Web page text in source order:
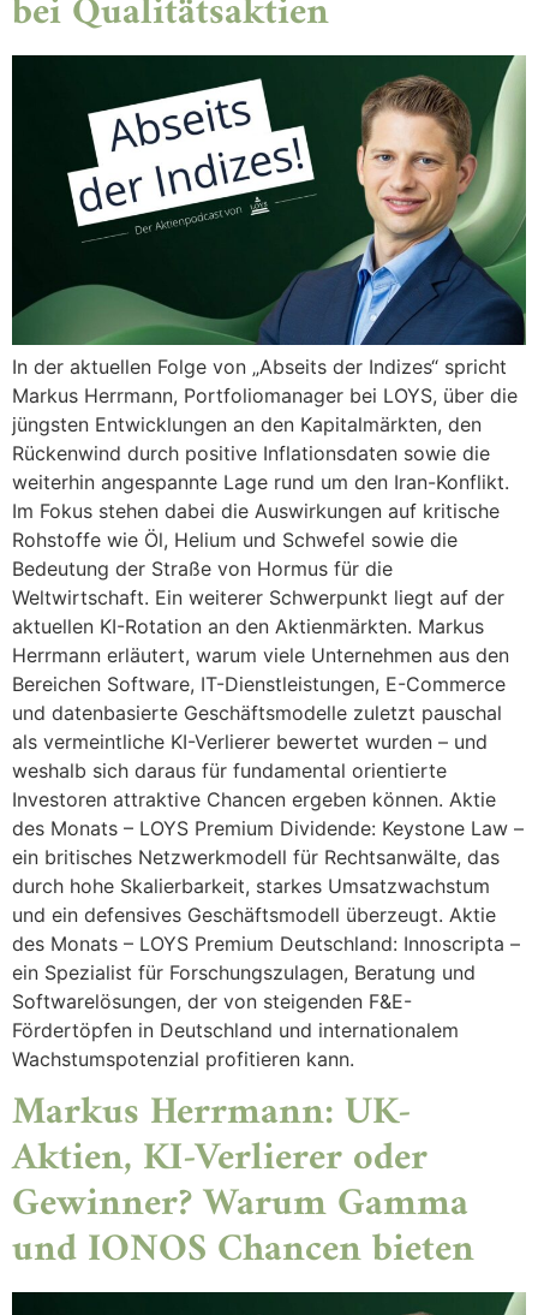
In der aktuellen Folge von „Abseits der Indizes“ spricht
Markus Herrmann, Portfoliomanager bei LOYS, über die
jüngsten Entwicklungen an den Kapitalmärkten, den
Rückenwind durch positive Inflationsdaten sowie die
weiterhin angespannte Lage rund um den Iran-Konflikt.
Im Fokus stehen dabei die Auswirkungen auf kritische
Rohstoffe wie Öl, Helium und Schwefel sowie die
Bedeutung der Straße von Hormus für die
Weltwirtschaft. Ein weiterer Schwerpunkt liegt auf der
aktuellen KI-Rotation an den Aktienmärkten. Markus
Herrmann erläutert, warum viele Unternehmen aus den
Bereichen Software, IT-Dienstleistungen, E-Commerce
und datenbasierte Geschäftsmodelle zuletzt pauschal
als vermeintliche KI-Verlierer bewertet wurden – und
weshalb sich daraus für fundamental orientierte
Investoren attraktive Chancen ergeben können. Aktie
des Monats – LOYS Premium Dividende: Keystone Law –
ein britisches Netzwerkmodell für Rechtsanwälte, das
durch hohe Skalierbarkeit, starkes Umsatzwachstum
und ein defensives Geschäftsmodell überzeugt. Aktie
des Monats – LOYS Premium Deutschland: Innoscripta –
ein Spezialist für Forschungszulagen, Beratung und
Softwarelösungen, der von steigenden F&E-
Fördertöpfen in Deutschland und internationalem
Wachstumspotenzial profitieren kann.
Markus Herrmann: UK-
Aktien, KI-Verlierer oder
Gewinner? Warum Gamma
und IONOS Chancen bieten